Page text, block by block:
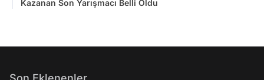
Kazanan Son Yarışmacı Belli Oldu